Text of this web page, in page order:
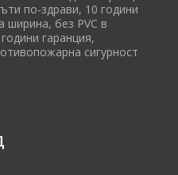
по-здрави, 10 години
ширина, без PVC в
гаранция,
сигурност